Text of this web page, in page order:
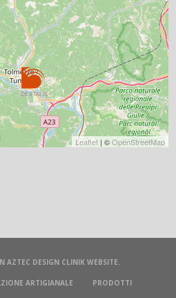
Leaflet| ©OpenStreetMap
AZTEC DESIGN CLINIK WEBSITE.
ARTIGIANALE PRODOTTI